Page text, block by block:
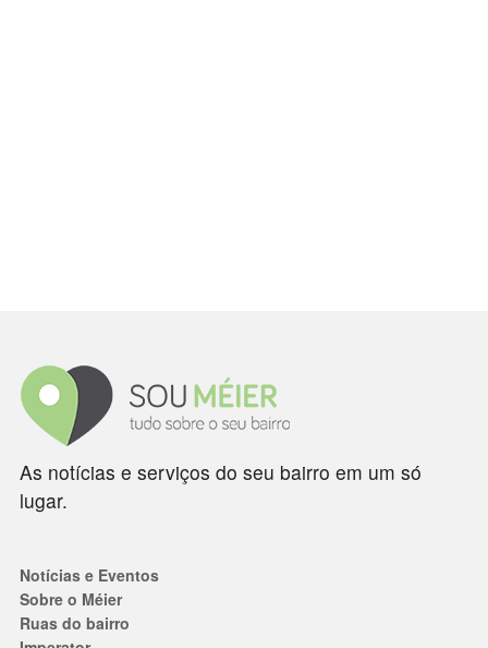
As notícias e serviços do seu bairro em um só
lugar.
Notícias e Eventos
Sobre o Méier
Ruas do bairro